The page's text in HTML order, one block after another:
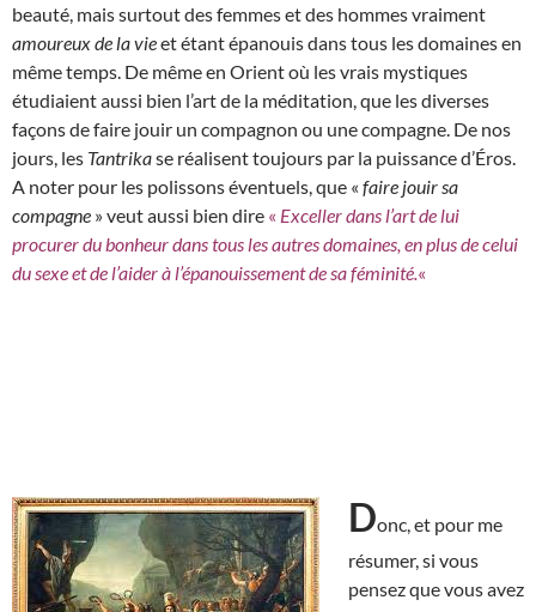
beauté, mais surtout des femmes et des hommes vraiment
amoureux de la vieet étant épanouis dans tous les domaines en
même temps. De même en Orient où les vrais mystiques
étudiaient aussi bien l’art de la méditation, que les diverses
façons de faire jouir un compagnon ou une compagne. De nos
jours, les Tantrikase réalisent toujours par la puissance d’Éros.
A noter pour les polissons éventuels, que « faire jouir sa
compagne » veut aussi bien dire « Exceller dans l’art de lui
procurer du bonheur dans tous les autres domaines, en plus de celui
du sexe et de l’aider à l’épanouissement de sa féminité. «
Donc, et pour me
résumer, si vous
pensez que vous avez